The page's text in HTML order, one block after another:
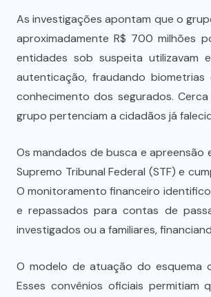
As investigações apontam que o
aproximadamente R$ 700 milhões
entidades sob suspeita utilizavam
autenticação, fraudando
conhecimento dos segurados.
grupo pertenciam a cidadãos já
Os mandados de busca e
Supremo Tribunal Federal (STF) e
O monitoramento financeiro
e repassados para contas de
investigados ou a familiares,
O modelo de atuação do esquema
Esses convênios oficiais permitiam
STJ condena
à perda do cargo por
importunação